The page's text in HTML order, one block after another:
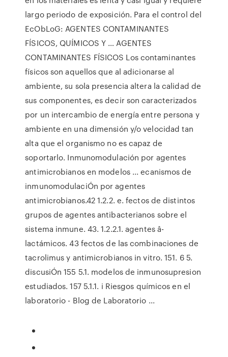
largo periodo de exposición. Para el control del
EcObLoG: AGENTES CONTAMINANTES
FÍSICOS, QUÍMICOS Y … AGENTES
CONTAMINANTES FÍSICOS Los contaminantes
físicos son aquellos que al adicionarse al
ambiente, su sola presencia altera la calidad de
sus componentes, es decir son caracterizados
por un intercambio de energía entre persona y
ambiente en una dimensión y/o velocidad tan
alta que el organismo no es capaz de
soportarlo. Inmunomodulación por agentes
antimicrobianos en modelos ... ecanismos de
inmunomodulaciÓn por agentes
antimicrobianos.42 1.2.2. e. fectos de distintos
grupos de agentes antibacterianos sobre el
sistema inmune. 43. 1.2.2.1. agentes â-
lactámicos. 43 fectos de las combinaciones de
tacrolimus y antimicrobianos in vitro. 151. 6 5.
discusiÓn 155 5.1. modelos de inmunosupresion
estudiados. 157 5.1.1. i Riesgos químicos en el
laboratorio - Blog de Laboratorio ...